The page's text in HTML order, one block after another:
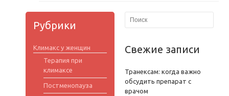
Рубрики
Климакс у женщин
Терапия при
климаксе
Постменопауза
Свежие записи
Транексам: когда важно
обсудить препарат с
врачом